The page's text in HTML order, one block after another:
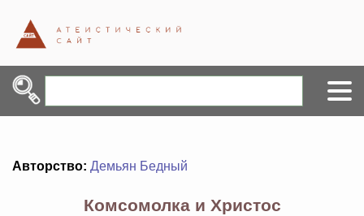
Авторство: Демьян Бедный
Комсомолка и Христос